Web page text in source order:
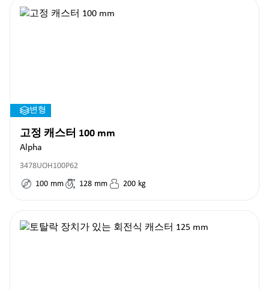
변형
고정 캐스터 100 mm
Alpha
3478UOH100P62
100 mm 128 mm 200 kg